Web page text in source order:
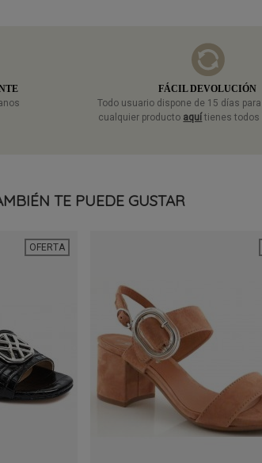
FÁCIL DEVOLUCIÓN
Todo usuario dispone de 15 días
cualquier producto aquí tienes todos
TE PUEDE GUSTAR
OFERTA